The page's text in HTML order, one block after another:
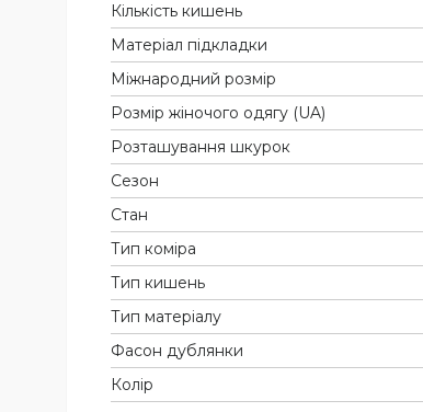
Кількість кишень
Матеріал підкладки
Міжнародний розмір
Розмір жіночого одягу (UA)
Розташування шкурок
Сезон
Стан
Тип коміра
Тип кишень
Тип матеріалу
Фасон дублянки
Колір